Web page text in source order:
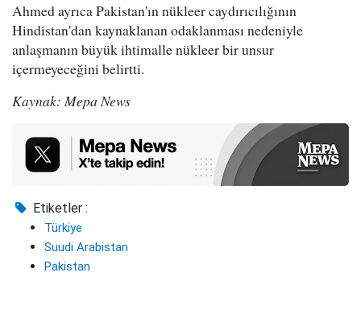
Ahmed ayrıca Pakistan'ın nükleer caydırıcılığının
Hindistan'dan kaynaklanan odaklanması nedeniyle
anlaşmanın büyük ihtimalle nükleer bir unsur
içermeyeceğini belirtti.
Kaynak: Mepa News
Etiketler :
Türkiye
Suudi Arabistan
Pakistan